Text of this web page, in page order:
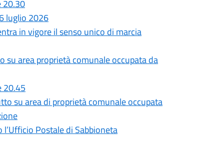
20.30
luglio 2026
in vigore il senso unico di marcia
area proprietà comunale occupata da
20.45
su area di proprietà comunale occupata
Postale di Sabbioneta